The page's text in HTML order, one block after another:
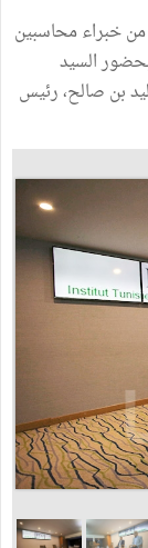
بمشاركة أكثر من 350 شخصا من خبراء محاسبين
السيد
بن صالح، رئيس